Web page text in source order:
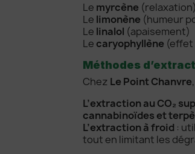
Le myrcène (relaxation)
Le limonène (humeur
Le linalol (apaisement)
Le caryophyllène
Méthodes
Chez Le Point Chanvre
L’extraction au CO₂
cannabinoïdes et
L’extraction à froid :
tout en limitant les